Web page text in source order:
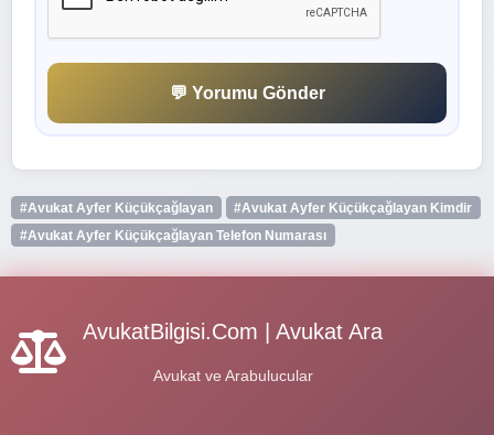
💬 Yorumu Gönder
#Avukat Ayfer Küçükçağlayan
#Avukat Ayfer Küçükçağlayan Kimdir
#Avukat Ayfer Küçükçağlayan Telefon Numarası
AvukatBilgisi.Com | Avukat Ara
Avukat ve Arabulucular